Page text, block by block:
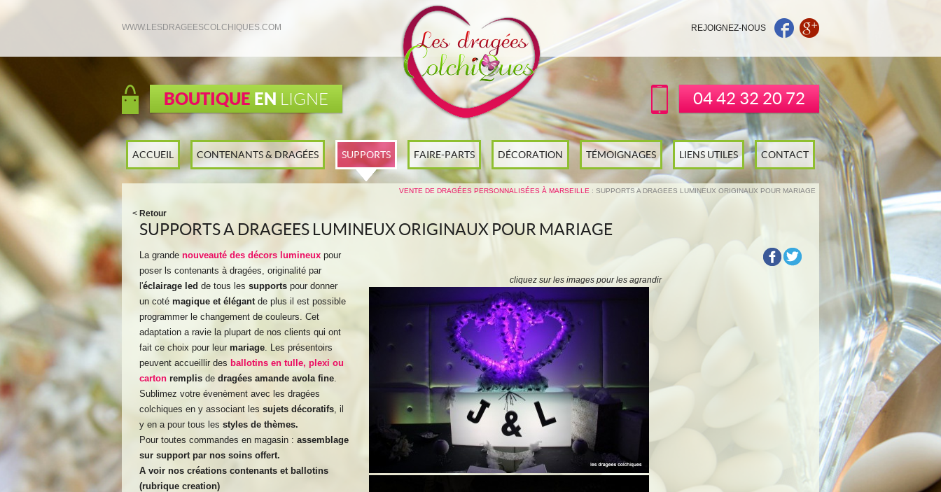
WWW.LESDRAGEESCOLCHIQUES.COM REJOIGNEZ-NOUS
BOUTIQUE EN LIGNE 04 42 32 20 72
ACCUEIL CONTENANTS & DRAGÉES SUPPORTS FAIRE-PARTS DÉCORATION TÉMOIGNAGES LIENS UTILES CONTACT
VENTE DE DRAGÉES PERSONNALISÉES À MARSEILLE : SUPPORTS A DRAGEES LUMINEUX ORIGINAUX POUR MARIAGE
< Retour
SUPPORTS A DRAGEES LUMINEUX ORIGINAUX POUR MARIAGE
cliquez sur les images pour les agrandir
La grande nouveauté des décors lumineux pour
poser ls contenants à dragées, originalité par
l'éclairage led de tous les supports pour donner
un coté magique et élégant de plus il est possible
programmer le changement de couleurs. Cet
adaptation a ravie la plupart de nos clients qui ont
fait ce choix pour leur mariage. Les présentoirs
peuvent accueillir des ballotins en tulle, plexi ou
cartonremplisdedragées amande avola fine.
Sublimez votre évenèment avec les dragées
colchiques en y associant les sujets décoratifs, il
y en a pour tous les styles de thèmes.
Pour toutes commandes en magasin : assemblage
sur support par nos soins offert.
A voir nos créations contenants et ballotins
(rubrique creation)